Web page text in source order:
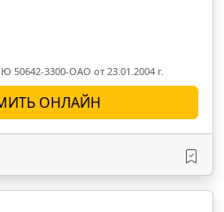
50642-3300-ОАО от 23.01.2004 г.
ОНЛАЙН